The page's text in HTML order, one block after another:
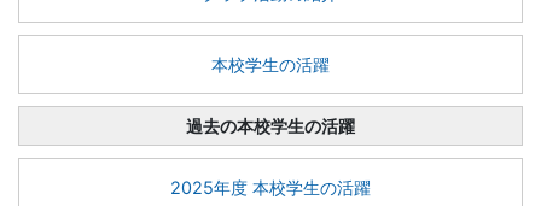
本校学生の活躍
過去の本校学生の活躍
2025年度 本校学生の活躍